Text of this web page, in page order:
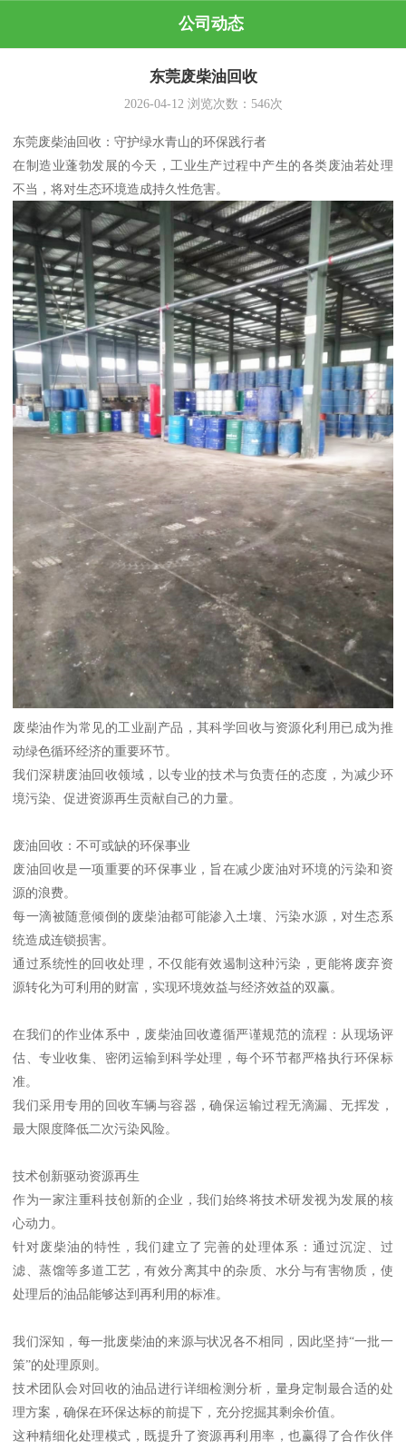
公司动态
东莞废柴油回收
2026-04-12 浏览次数： 546次
东莞废柴油回收：守护绿水青山的环保践行者
在制造业蓬勃发展的今天，工业生产过程中产生的各类废油若处理
不当，将对生态环境造成持久性危害。
废柴油作为常见的工业副产品，其科学回收与资源化利用已成为推
动绿色循环经济的重要环节。
我们深耕废油回收领域，以专业的技术与负责任的态度，为减少环
境污染、促进资源再生贡献自己的力量。
废油回收：不可或缺的环保事业
废油回收是一项重要的环保事业，旨在减少废油对环境的污染和资
源的浪费。
每一滴被随意倾倒的废柴油都可能渗入土壤、污染水源，对生态系
统造成连锁损害。
通过系统性的回收处理，不仅能有效遏制这种污染，更能将废弃资
源转化为可利用的财富，实现环境效益与经济效益的双赢。
在我们的作业体系中，废柴油回收遵循严谨规范的流程：从现场评
估、专业收集、密闭运输到科学处理，每个环节都严格执行环保标
准。
我们采用专用的回收车辆与容器，确保运输过程无滴漏、无挥发，
最大限度降低二次污染风险。
技术创新驱动资源再生
作为一家注重科技创新的企业，我们始终将技术研发视为发展的核
心动力。
针对废柴油的特性，我们建立了完善的处理体系：通过沉淀、过
滤、蒸馏等多道工艺，有效分离其中的杂质、水分与有害物质，使
处理后的油品能够达到再利用的标准。
我们深知，每一批废柴油的来源与状况各不相同，因此坚持“一批一
策”的处理原则。
技术团队会对回收的油品进行详细检测分析，量身定制最合适的处
理方案，确保在环保达标的前提下，充分挖掘其剩余价值。
这种精细化处理模式，既提升了资源再利用率，也赢得了合作伙伴